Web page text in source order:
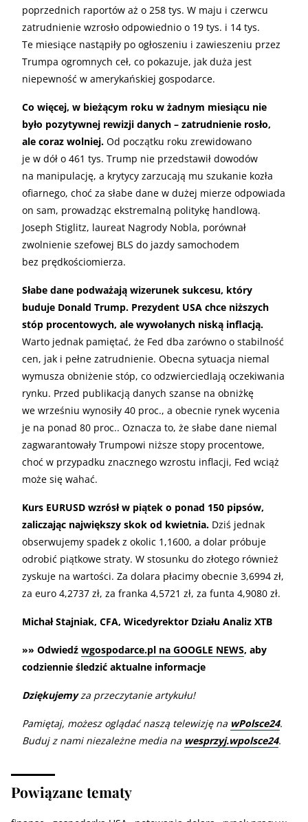
poprzednich raportów aż o 258 tys. W maju i czerwcu
zatrudnienie wzrosło odpowiednio o 19 tys. i 14 tys.
Te miesiące nastąpiły po ogłoszeniu i zawieszeniu przez
Trumpa ogromnych ceł, co pokazuje, jak duża jest
niepewność w amerykańskiej gospodarce.
Co więcej, w bieżącym roku w żadnym miesiącu nie
było pozytywnej rewizji danych – zatrudnienie rosło,
ale coraz wolniej. Od początku roku zrewidowano
je w dół o 461 tys. Trump nie przedstawił dowodów
na manipulację, a krytycy zarzucają mu szukanie kozła
ofiarnego, choć za słabe dane w dużej mierze odpowiada
on sam, prowadząc ekstremalną politykę handlową.
Joseph Stiglitz, laureat Nagrody Nobla, porównał
zwolnienie szefowej BLS do jazdy samochodem
bez prędkościomierza.
Słabe dane podważają wizerunek sukcesu, który
buduje Donald Trump. Prezydent USA chce niższych
stóp procentowych, ale wywołanych niską inflacją.
Warto jednak pamiętać, że Fed dba zarówno o stabilność
cen, jak i pełne zatrudnienie. Obecna sytuacja niemal
wymusza obniżenie stóp, co odzwierciedlają oczekiwania
rynku. Przed publikacją danych szanse na obniżkę
we wrześniu wynosiły 40 proc., a obecnie rynek wycenia
je na ponad 80 proc.. Oznacza to, że słabe dane niemal
zagwarantowały Trumpowi niższe stopy procentowe,
choć w przypadku znacznego wzrostu inflacji, Fed wciąż
może się wahać.
Kurs EURUSD wzrósł w piątek o ponad 150 pipsów,
zaliczając największy skok od kwietnia. Dziś jednak
obserwujemy spadek z okolic 1,1600, a dolar próbuje
odrobić piątkowe straty. W stosunku do złotego również
zyskuje na wartości. Za dolara płacimy obecnie 3,6994 zł,
za euro 4,2737 zł, za franka 4,5721 zł, za funta 4,9080 zł.
Michał Stajniak, CFA, Wicedyrektor Działu Analiz XTB
»» Odwiedź wgospodarce.pl na GOOGLE NEWS, aby
codziennie śledzić aktualne informacje
Dziękujemyza przeczytanie artykułu!
Pamiętaj, możesz oglądać naszą telewizję na wPolsce24.
Buduj z nami niezależne media na wesprzyj.wpolsce24.
Powiązane tematy